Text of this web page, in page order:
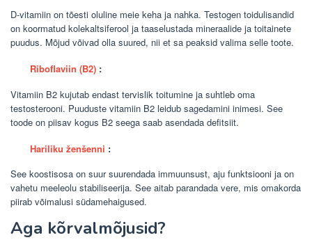
D-vitamiin on tõesti oluline meie keha ja nahka. Testogen toidulisandid
on koormatud kolekaltsiferool ja taaselustada mineraalide ja toitainete
puudus. Mõjud võivad olla suured, nii et sa peaksid valima selle toote.
Riboflaviin (B2) :
Vitamiin B2 kujutab endast tervislik toitumine ja suhtleb oma
testosterooni. Puuduste vitamiin B2 leidub sagedamini inimesi. See
toode on piisav kogus B2 seega saab asendada defitsiit.
Hariliku ženšenni :
See koostisosa on suur suurendada immuunsust, aju funktsiooni ja on
vahetu meeleolu stabiliseerija. See aitab parandada vere, mis omakorda
piirab võimalusi südamehaigused.
Aga kõrvalmõjusid?